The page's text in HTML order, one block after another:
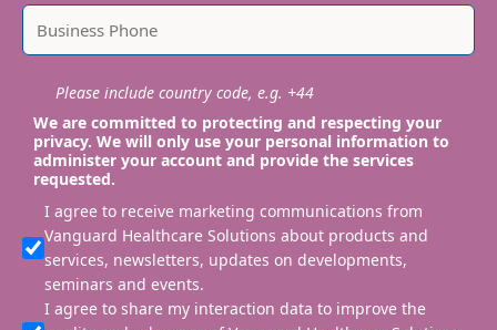
Please include country code, e.g. +44
We are committed to protecting and respecting your
privacy. We will only use your personal information to
administer your account and provide the services
requested.
I agree to receive marketing communications from
Vanguard Healthcare Solutions about products and
services, newsletters, updates on developments,
seminars and events.
I agree to share my interaction data to improve the